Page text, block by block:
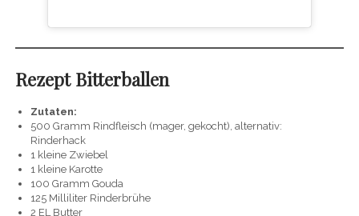
Rezept Bitterballen
Zutaten:
500 Gramm Rindfleisch (mager, gekocht), alternativ:
Rinderhack
1 kleine Zwiebel
1 kleine Karotte
100 Gramm Gouda
125 Milliliter Rinderbrühe
2 EL Butter